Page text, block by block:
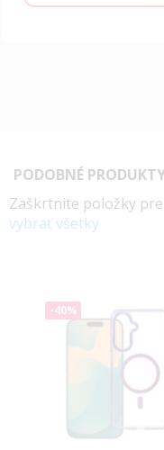
PODOBNÉ
Zaškrtnite položky
vybrať všetky
-40%